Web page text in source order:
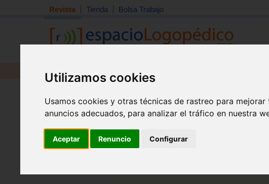
Utilizamos cookies
Usamos cookies y otras técnicas de rastreo para
anuncios adecuados, para analizar el tráfico en nuestra
Aceptar Renuncio Configurar
Revista Tienda Bolsa Trabajo
Revista Material
Inicio> Revista